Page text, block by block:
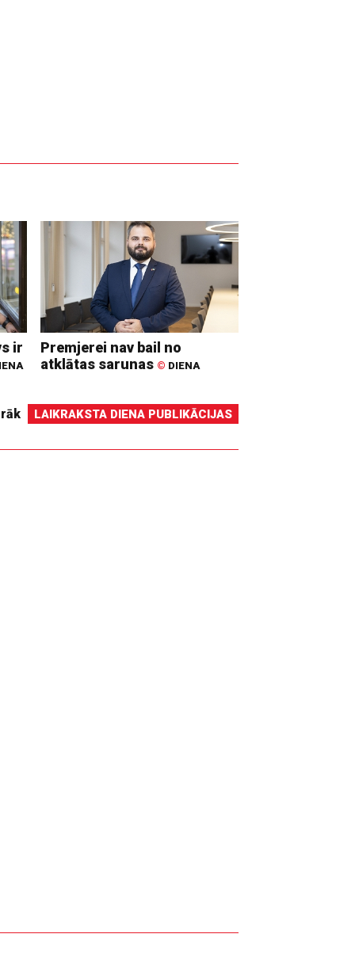
ir
Premjerei nav bail no
atklātas sarunas © DIENA
LAIKRAKSTA DIENA PUBLIKĀCIJAS